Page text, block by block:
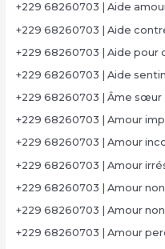
+229 68260703 | Aide
+229 68260703 | Aide
+229 68260703 | Aide pour
+229 68260703 | Aide
+229 68260703 | Âme sœur
+229 68260703 | Amour
+229 68260703 | Amour
+229 68260703 | Amour
+229 68260703 | Amour
+229 68260703 | Amour
+229 68260703 | Amour